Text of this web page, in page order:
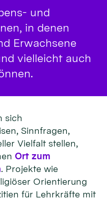
und
in denen
Erwachsene
vielleicht auch
sich
Sinnfragen,
Vielfalt stellen,
Ort zum
. Projekte wie
Orientierung
für Lehrkräfte mit